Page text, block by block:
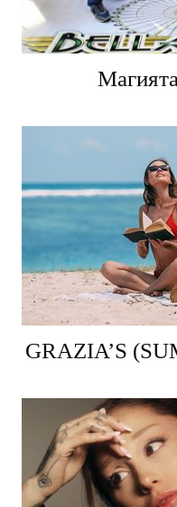
GRAZIA’S